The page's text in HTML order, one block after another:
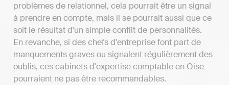
problèmes de relationnel, cela pourrait être un signal
à prendre en compte, mais il se pourrait aussi que ce
soit le résultat d'un simple conflit de personnalités.
En revanche, si des chefs d'entreprise font part de
manquements graves ou signalent régulièrement des
oublis, ces cabinets d'expertise comptable en Oise
pourraient ne pas être recommandables.